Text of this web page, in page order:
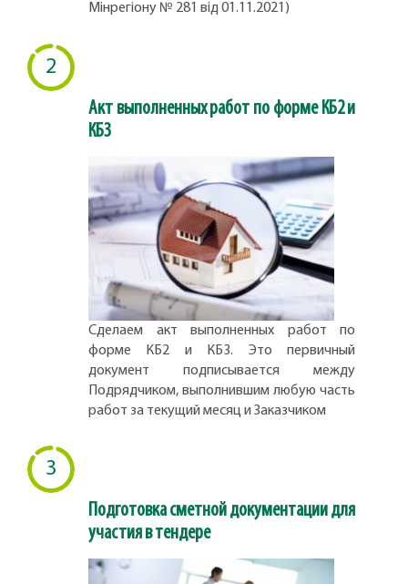
Мінрегіону № 281 від 01.11.2021)
2
Акт выполненных работ по форме КБ2 и
КБ3
Сделаем акт выполненных работ по
форме КБ2 и КБ3. Это первичный
документ подписывается между
Подрядчиком, выполнившим любую часть
работ за текущий месяц и Заказчиком
3
Подготовка сметной документации для
участия в тендере